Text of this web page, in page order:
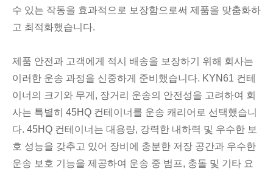
수 있는 작동을 효과적으로 보장함으로써 제품을 맞춤화하
고 최적화했습니다.
제품 안전과 고객에게 적시 배송을 보장하기 위해 회사는
이러한 운송 과정을 신중하게 준비했습니다. KYN61 컨테
이너의 크기와 무게, 장거리 운송의 안전성을 고려하여 회
사는 특별히 45HQ 컨테이너를 운송 캐리어로 선택했습니
다. 45HQ 컨테이너는 대용량, 강력한 내하력 및 우수한 보
호 성능을 갖추고 있어 장비에 충분한 저장 공간과 우수한
운송 보호 기능을 제공하여 운송 중 범프, 충돌 및 기타 요